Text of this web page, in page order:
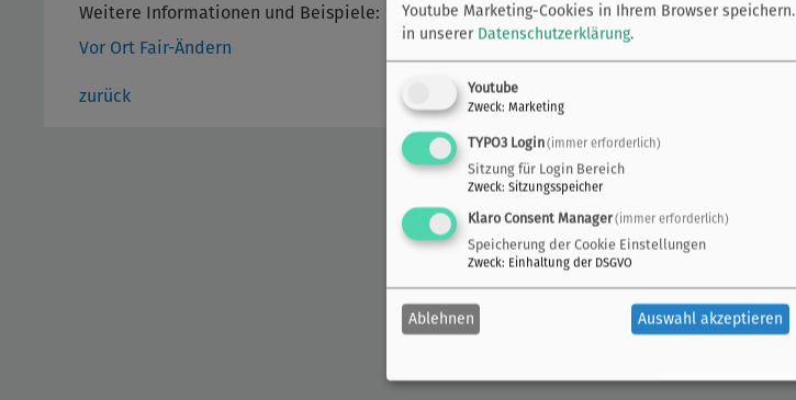
Weitere Informationen und Beispiele:
Vor Ort Fair-Ändern
zurück
Youtube Marketing-Cookies in Ihrem Browser speichern.
in unserer Datenschutzerklärung.
Youtube
Zweck: Marketing
TYPO3 Login(immer erforderlich)
Sitzung für Login Bereich
Zweck: Sitzungsspeicher
Klaro Consent Manager(immer erforderlich)
Speicherung der Cookie Einstellungen
Zweck: Einhaltung der DSGVO
Ablehnen Auswahl akzeptieren